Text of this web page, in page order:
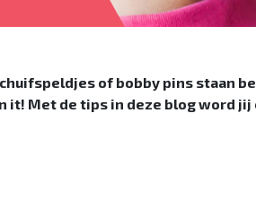
of bobby pins staan
Met de tips in deze blog word jij